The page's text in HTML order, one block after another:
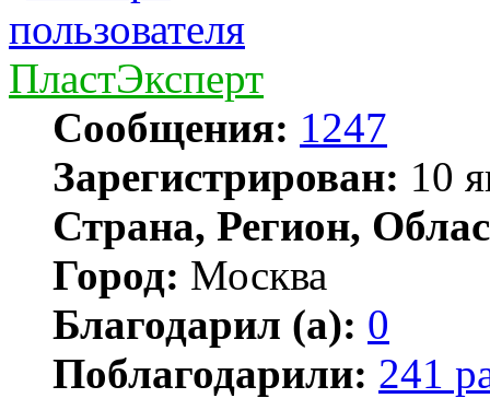
ПластЭксперт
Сообщения: 1247
Зарегистрирован: 10
Страна, Регион,
Город: Москва
Благодарил (а): 0
Поблагодарили: 241